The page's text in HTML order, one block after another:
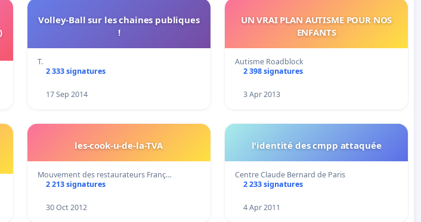
Volley-Ball sur les chaines publiques
!
T.
2 333 signatures
17 Sep 2014
UN VRAI PLAN AUTISME POUR NOS
ENFANTS
Autisme Roadblock
2 398 signatures
3 Apr 2013
les-cook-u-de-la-TVA
Mouvement des restaurateurs Franç…
2 213 signatures
30 Oct 2012
l'identité des cmpp attaquée
Centre Claude Bernard de Paris
2 233 signatures
4 Apr 2011